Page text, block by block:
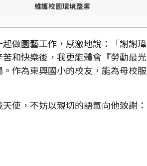
維護校園環境整潔
做園藝工作，感激地說：「謝謝瑋
和快樂後，我更能體會『勞動最光
作為東興國小的校友，能為母校服
，不妨以親切的語氣向他致謝：